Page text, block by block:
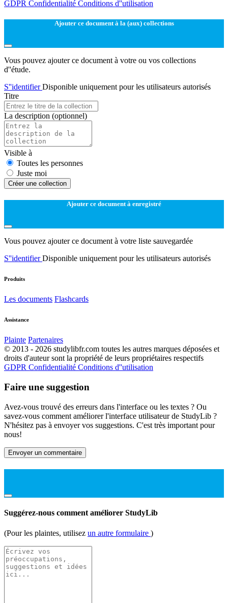
GDPR Confidentialité Conditions d''utilisation
Ajouter ce document à la (aux) collections
Vous pouvez ajouter ce document à votre ou vos collections
d''étude.
S''identifierDisponible uniquement pour les utilisateurs autorisés
Titre
La description (optionnel)
Visible à
Toutes les personnes
Juste moi
Créer une collection
Ajouter ce document à enregistré
Vous pouvez ajouter ce document à votre liste sauvegardée
S''identifierDisponible uniquement pour les utilisateurs autorisés
Produits
Les documents Flashcards
Assistance
Plainte Partenaires
© 2013 - 2026 studylibfr.com toutes les autres marques déposées et
droits d'auteur sont la propriété de leurs propriétaires respectifs
GDPR Confidentialité Conditions d''utilisation
Faire une suggestion
Avez-vous trouvé des erreurs dans l'interface ou les textes ? Ou
savez-vous comment améliorer l'interface utilisateur de StudyLib ?
N'hésitez pas à envoyer vos suggestions. C'est très important pour
nous!
Envoyer un commentaire
Suggérez-nous comment améliorer StudyLib
(Pour les plaintes, utilisez un autre formulaire )